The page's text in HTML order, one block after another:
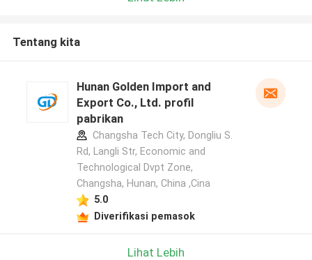
Tentang kita
Hunan Golden Import and
Export Co., Ltd. profil
pabrikan
Changsha Tech City, Dongliu S.
Rd, Langli Str, Economic and
Technological Dvpt Zone,
Changsha, Hunan, China ,Cina
5.0
Diverifikasi pemasok
Lihat Lebih